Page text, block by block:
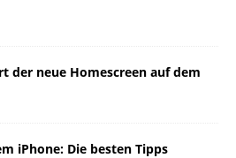
der neue Homescreen auf dem
iPhone: Die besten Tipps